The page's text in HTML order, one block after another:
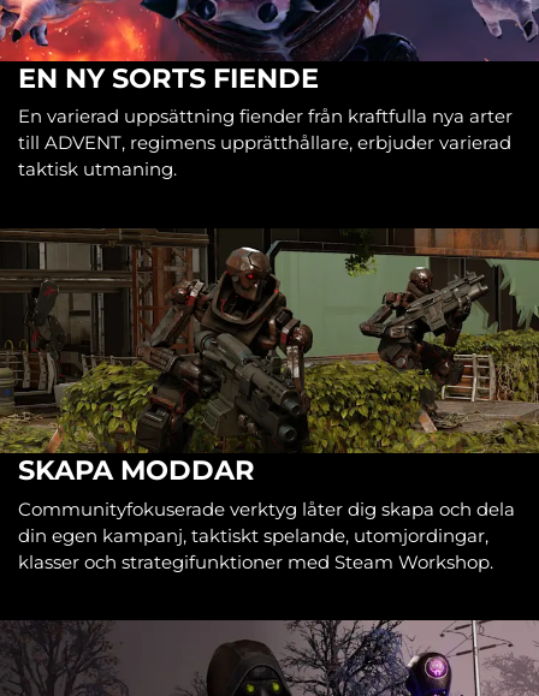
EN NY SORTS FIENDE
En varierad uppsättning fiender från kraftfulla nya arter
till ADVENT, regimens upprätthållare, erbjuder varierad
taktisk utmaning.
SKAPA MODDAR
Communityfokuserade verktyg låter dig skapa och dela
din egen kampanj, taktiskt spelande, utomjordingar,
klasser och strategifunktioner med Steam Workshop.